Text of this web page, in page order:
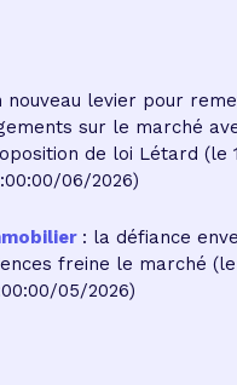
nouveau levier pour
sur le marché
de loi Létard (le
06/2026)
: la défiance
freine le marché (le
05/2026)